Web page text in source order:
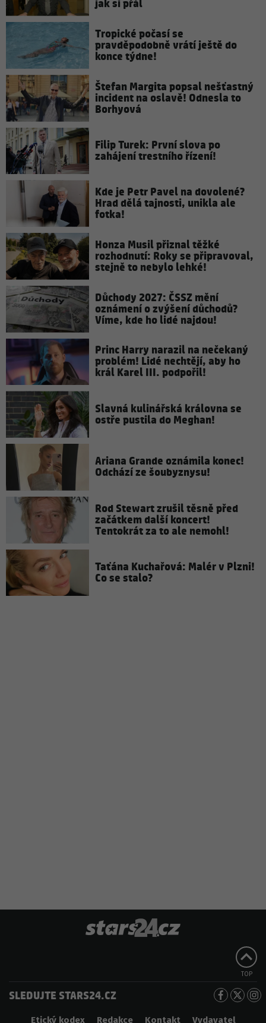
jak si přál
Tropické počasí se
pravděpodobně vrátí ještě do
konce týdne!
Štefan Margita popsal nešťastný
incident na oslavě! Odnesla to
Borhyová
Filip Turek: První slova po
zahájení trestního řízení!
Kde je Petr Pavel na dovolené?
Hrad dělá tajnosti, unikla ale
fotka!
Honza Musil přiznal těžké
rozhodnutí: Roky se připravoval,
stejně to nebylo lehké!
Důchody 2027: ČSSZ mění
oznámení o zvýšení důchodů?
Víme, kde ho lidé najdou!
Princ Harry narazil na nečekaný
problém! Lidé nechtějí, aby ho
král Karel III. podpořil!
Slavná kulinářská královna se
ostře pustila do Meghan!
Ariana Grande oznámila konec!
Odchází ze šoubyznysu!
Rod Stewart zrušil těsně před
začátkem další koncert!
Tentokrát za to ale nemohl!
Taťána Kuchařová: Malér v Plzni!
Co se stalo?
TOP
SLEDUJTE STARS24.CZ
Etický kodex Redakce Kontakt Vydavatel